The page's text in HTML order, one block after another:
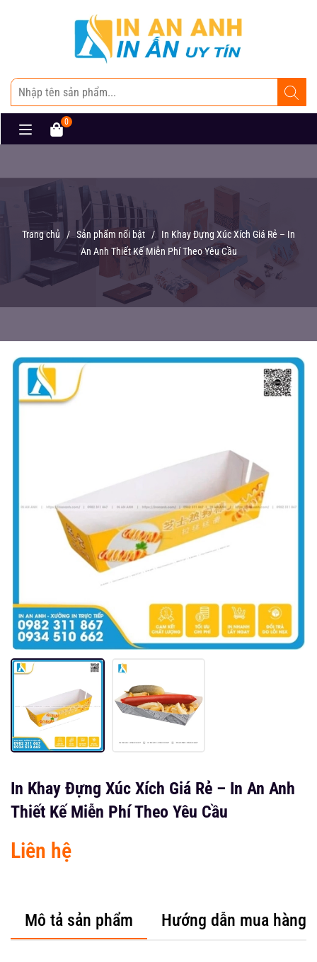
0
Trang chủ / Sản phẩm nổi bật / In Khay Đựng Xúc Xích Giá Rẻ – In
An Anh Thiết Kế Miễn Phí Theo Yêu Cầu
In Khay Đựng Xúc Xích Giá Rẻ – In An Anh
Thiết Kế Miễn Phí Theo Yêu Cầu
Liên hệ
Mô tả sản phẩm Hướng dẫn mua hàng